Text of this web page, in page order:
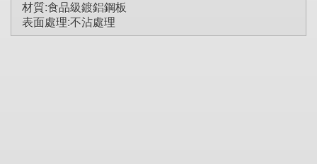
材質:食品級鍍鋁鋼板
表面處理:不沾處理